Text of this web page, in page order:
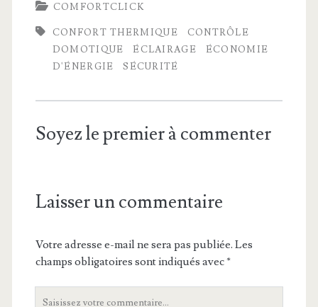
COMFORTCLICK
CONFORT THERMIQUE
CONTRÔLE
DOMOTIQUE
ÉCLAIRAGE
ÉCONOMIE
D'ÉNERGIE
SÉCURITÉ
Soyez le premier à commenter
Laisser un commentaire
Votre adresse e-mail ne sera pas publiée. Les
champs obligatoires sont indiqués avec*